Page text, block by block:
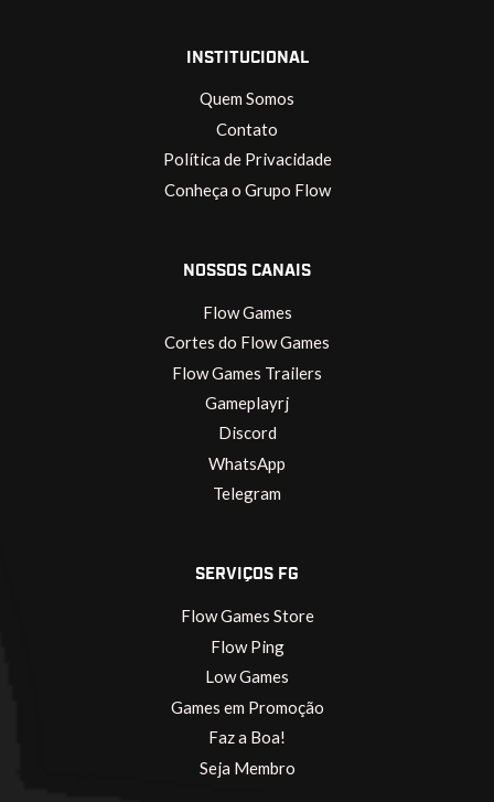
INSTITUCIONAL
Quem Somos
Contato
Política de Privacidade
Conheça o Grupo Flow
NOSSOS CANAIS
Flow Games
Cortes do Flow Games
Flow Games Trailers
Gameplayrj
Discord
WhatsApp
Telegram
SERVIÇOS FG
Flow Games Store
Flow Ping
Low Games
Games em Promoção
Faz a Boa!
Seja Membro